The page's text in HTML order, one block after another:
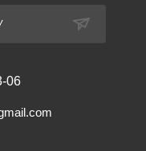
06